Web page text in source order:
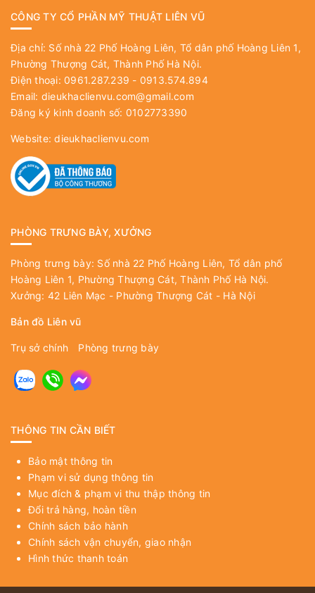
CÔNG TY CỔ PHẦN MỸ THUẬT LIÊN VŨ
Địa chỉ: Số nhà 22 Phố Hoàng Liên, Tổ dân phố Hoàng Liên 1,
Phường Thượng Cát, Thành Phố Hà Nội.
Điện thoại: 0961.287.239 - 0913.574.894
Email: dieukhaclienvu.com@gmail.com
Đăng ký kinh doanh số: 0102773390
Website:dieukhaclienvu.com
PHÒNG TRƯNG BÀY, XƯỞNG
Phòng trưng bày: Số nhà 22 Phố Hoàng Liên, Tổ dân phố
Hoàng Liên 1, Phường Thượng Cát, Thành Phố Hà Nội.
Xưởng: 42 Liên Mạc - Phường Thượng Cát - Hà Nội
Bản đồ Liên vũ
Trụ sở chính Phòng trưng bày
THÔNG TIN CẦN BIẾT
Bảo mật thông tin
Phạm vi sử dụng thông tin
Mục đích & phạm vi thu thập thông tin
Đổi trả hàng, hoàn tiền
Chính sách bảo hành
Chính sách vận chuyển, giao nhận
Hình thức thanh toán